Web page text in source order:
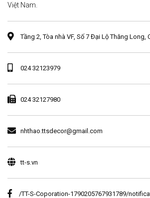
Việt Nam.
Tầng 2, Tòa nhà VF, Số 7 Đại Lộ Thăng Long,
024 32123979
024 32127980
nhthao.ttsdecor@gmail.com
tt-s.vn
/TT-S-Coporation-1790205767931789/